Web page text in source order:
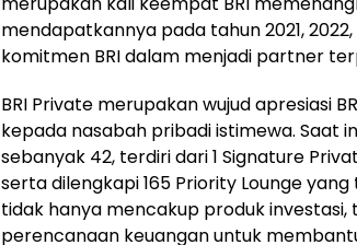
mendapatkannya pada tahun 2021,
komitmen BRI dalam menjadi partner
BRI Private merupakan wujud apresiasi
kepada nasabah pribadi istimewa. Saat
sebanyak 42, terdiri dari 1 Signature
serta dilengkapi 165 Priority Lounge
tidak hanya mencakup produk
perencanaan keuangan untuk